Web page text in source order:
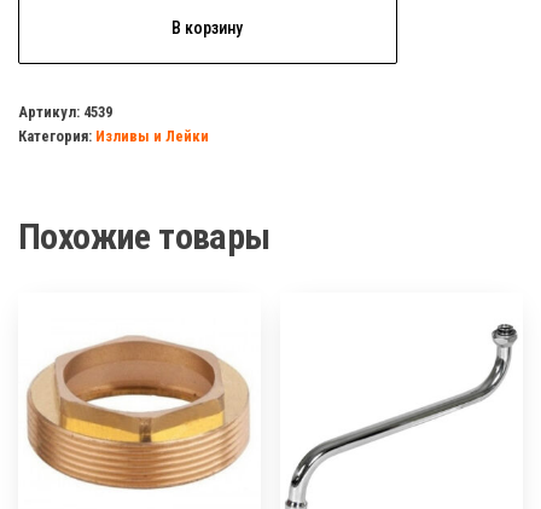
д/
душа
тропический
В корзину
Артикул: 4539
Категория: Изливы и Лейки
Похожие товары